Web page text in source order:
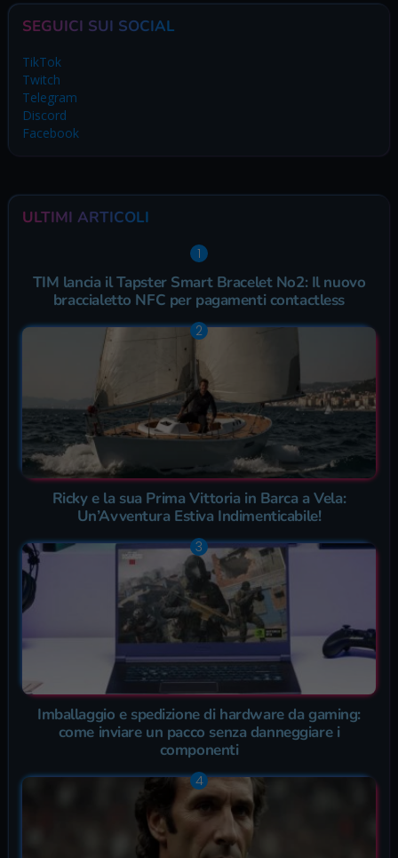
SEGUICI SUI SOCIAL
TikTok
Twitch
Telegram
Discord
Facebook
ULTIMI ARTICOLI
TIM lancia il Tapster Smart Bracelet No2: Il nuovo
braccialetto NFC per pagamenti contactless
Ricky e la sua Prima Vittoria in Barca a Vela:
Un’Avventura Estiva Indimenticabile!
Imballaggio e spedizione di hardware da gaming:
come inviare un pacco senza danneggiare i
componenti